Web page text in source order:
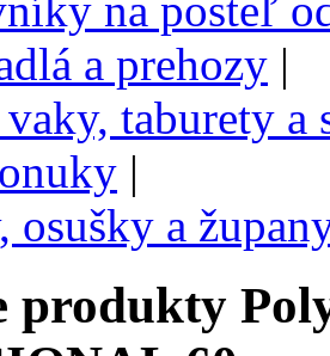
na posteľ
a prehozy |
vaky, taburety a
|
osušky a
produkty